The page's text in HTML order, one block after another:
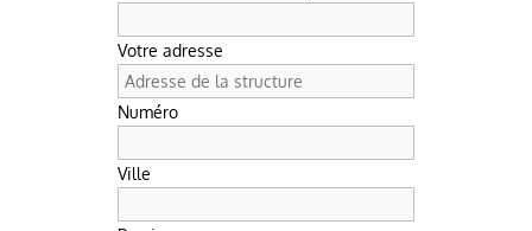
Votre adresse
Numéro
Ville